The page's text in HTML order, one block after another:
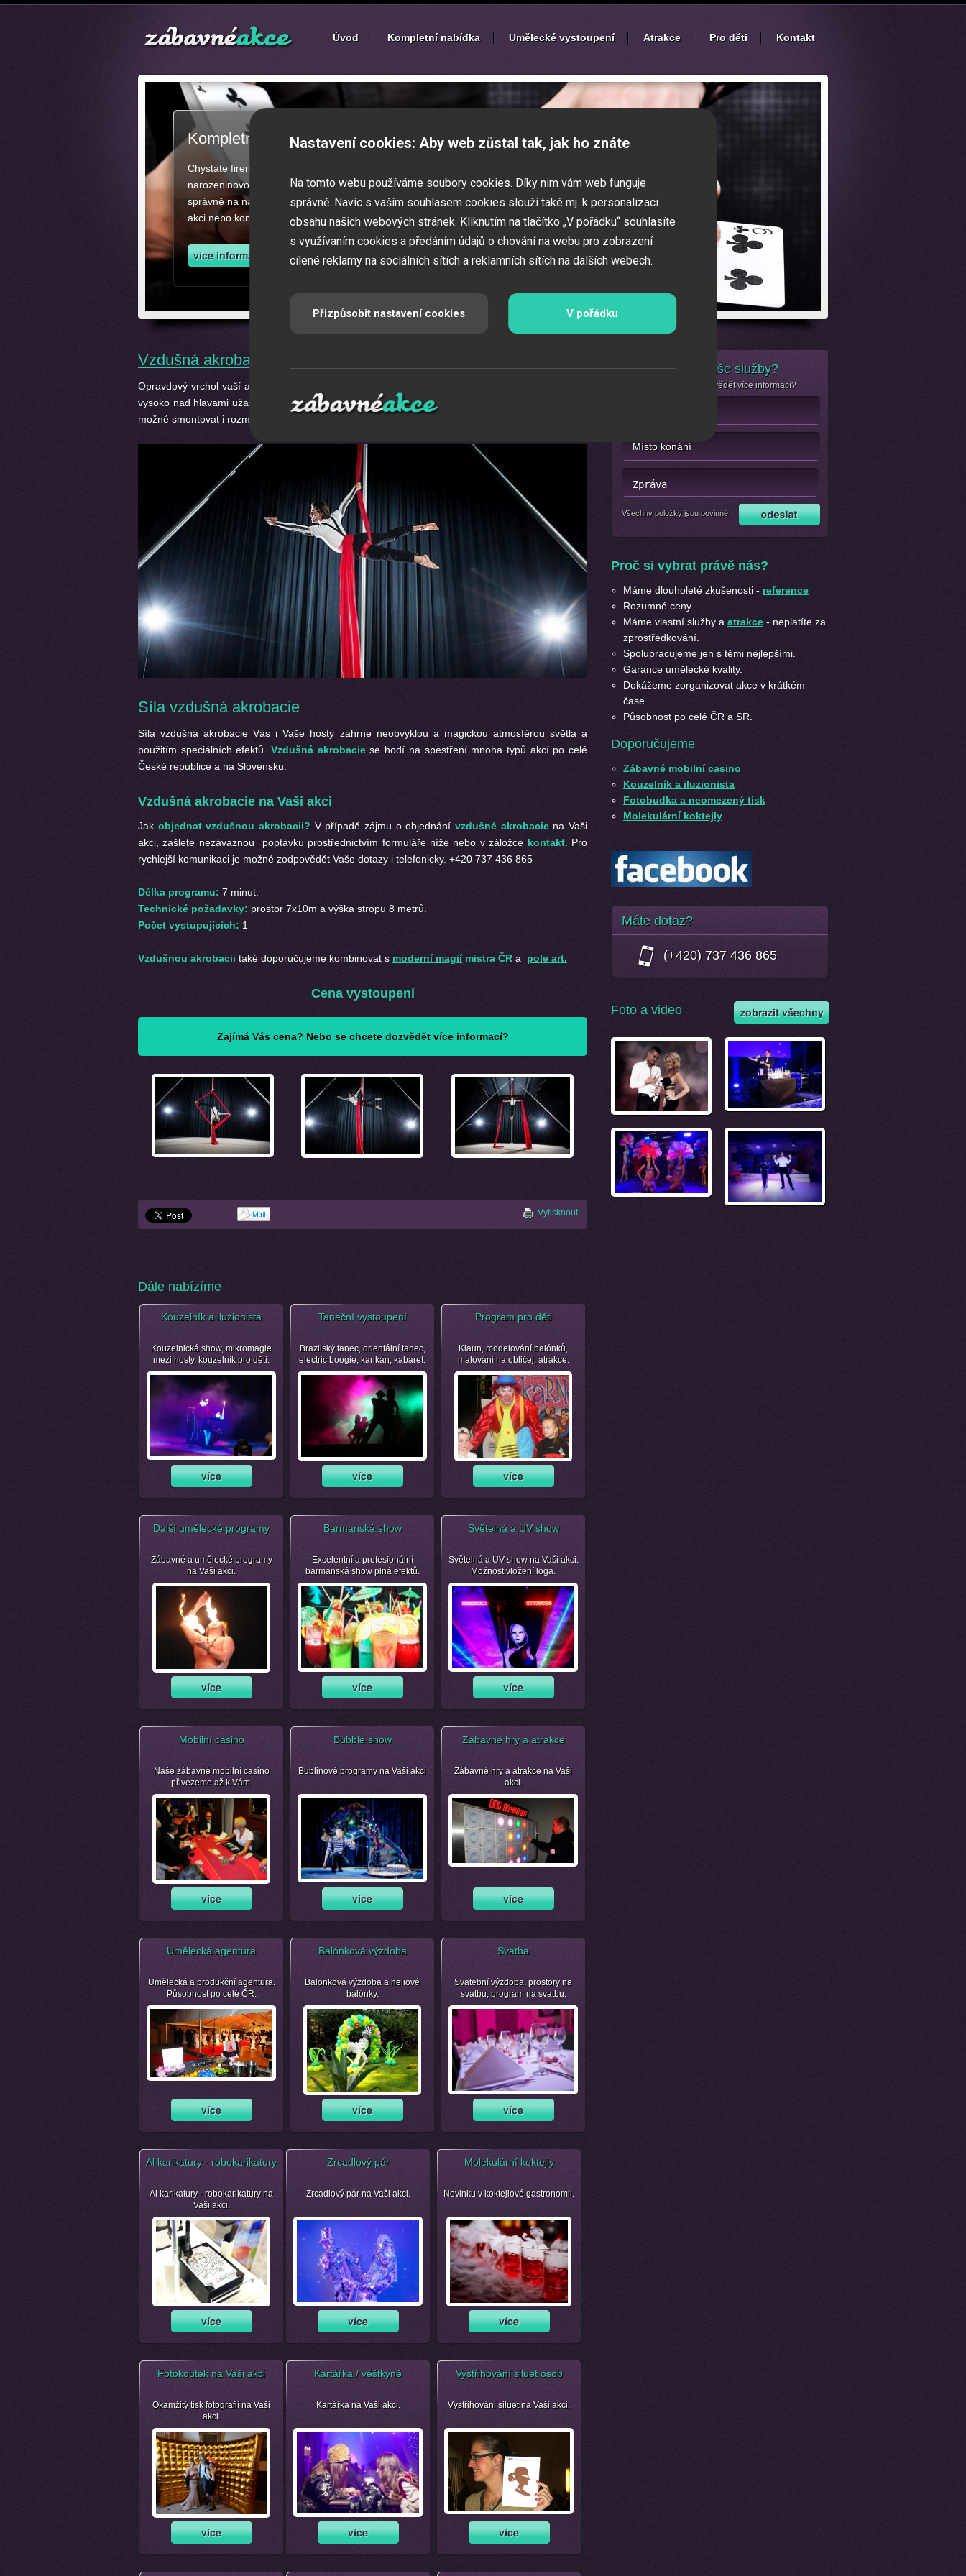
Úvod Kompletní nabídka Umělecké vystoupení Atrakce Pro děti Kontakt
Kompletní zajištěnízábavných akcí
Chystáte firemní akci, večírek nebo ples? Připravujete svatbu,
narozeninovou oslavu či zábavné představení pro děti? Pak jste
správně na našich stránkách. Zajistíme Vám jednotlivé umělce na Vaši
akci nebo kompletní zajištění zábavných a firemních akcí.
Vzdušná akrobacie
Opravdový vrchol vaší akce. Síla, pružnost a elegance v taneční akrobatické choreografii na šále
vysoko nad hlavami užaslých diváků. V ceně je zapůjčení až 7 metrů vysoké konstrukce, kterou je
možné smontovat i rozmontovat během pěti minut v jakémkoli prostoru.
Síla vzdušná akrobacie
Síla vzdušná akrobacie Vás i Vaše hosty zahrne neobvyklou a magickou atmosférou světla a
použitím speciálních efektů. Vzdušná akrobaciese hodí na spestření mnoha typů akcí po celé
České republice a na Slovensku.
Vzdušná akrobacie na Vaši akci
Jak objednat vzdušnou akrobacii? V případě zájmu o objednánívzdušné akrobacie na Vaši
akci, zašlete nezávaznou poptávku prostřednictvím formuláře níže nebo v záložce kontakt. Pro
rychlejší komunikaci je možné zodpovědět Vaše dotazy i telefonicky. +420 737 436 865
Délka programu: 7 minut.
Technické požadavky: prostor 7x10m a výška stropu 8 metrů.
Počet vystupujících: 1
Vzdušnou akrobacii také doporučujeme kombinovat s moderní magiímistra ČR a pole art.
Cena vystoupení
Zajímá Vás cena? Nebo se chcete dozvědět více informací?
Vytisknout
Dále nabízíme
Kouzelník a iluzionista
Kouzelnická show, mikromagie
mezi hosty, kouzelník pro děti.
Taneční vystoupení
Brazilský tanec, orientální tanec,
electric boogie, kankán, kabaret.
Program pro děti
Klaun, modelování balónků,
malování na obličej, atrakce.
Další umělecké programy
Zábavné a umělecké programy
na Vaši akci.
Barmanská show
Excelentní a profesionální
barmanská show plná efektů.
Světelná a UV show
Světelná a UV show na Vaši akci.
Možnost vložení loga.
Mobilní casino
Naše zábavné mobilní casino
přivezeme až k Vám.
Bubble show
Bublinové programy na Vaši akci
Zábavné hry a atrakce
Zábavné hry a atrakce na Vaši
akci.
Umělecká agentura
Umělecká a produkční agentura.
Působnost po celé ČR.
Balónková výzdoba
Balonková výzdoba a heliové
balónky.
Svatba
Svatební výzdoba, prostory na
svatbu, program na svatbu.
Al karikatury - robokarikatury
Al karikatury - robokarikatury na
Vaši akci.
Zrcadlový pár
Zrcadlový pár na Vaši akci.
Molekulární koktejly
Novinku v koktejlové gastronomii.
Fotokoutek na Vaši akci
Okamžitý tisk fotografií na Vaši
akci.
Kartářka / věštkyně
Kartářka na Vaši akci.
Vystřihování siluet osob
Vystřihování siluet na Vaši akci.
Máte zájem o naše služby?
Nebo se jen chcete dozvědět více informací?
Všechny položky jsou povinné
Proč si vybrat právě nás?
Máme dlouholeté zkušenosti - reference
Rozumné ceny.
Máme vlastní služby a atrakce - neplatíte za
zprostředkování.
Spolupracujeme jen s těmi nejlepšími.
Garance umělecké kvality.
Dokážeme zorganizovat akce v krátkém
čase.
Působnost po celé ČR a SR.
Doporučujeme
Zábavné mobilní casino
Kouzelník a iluzionista
Fotobudka a neomezený tisk
Molekulární koktejly
Máte dotaz?
(+420) 737 436 865
Foto a video
Nastavení cookies: Aby web zůstal tak, jak ho znáte
Na tomto webu používáme soubory cookies. Díky nim vám web funguje
správně. Navíc s vaším souhlasem cookies slouží také mj. k personalizaci
obsahu našich webových stránek. Kliknutím na tlačítko „V pořádku“ souhlasíte
s využívaním cookies a předáním údajů o chování na webu pro zobrazení
cílené reklamy na sociálních sítích a reklamních sítích na dalších webech.
Přizpůsobit nastavení cookies V pořádku